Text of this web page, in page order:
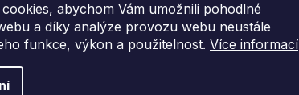
abychom Vám umožnili pohodlné
a díky analýze provozu webu neustále
funkce, výkon a použitelnost. Více informací